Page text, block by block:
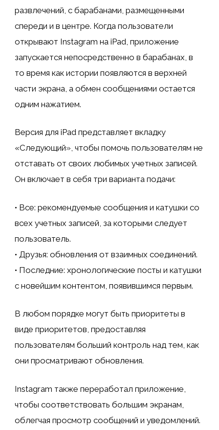
развлечений, с барабанами, размещенными
спереди и в центре. Когда пользователи
открывают Instagram на iPad, приложение
запускается непосредственно в барабанах, в
то время как истории появляются в верхней
части экрана, а обмен сообщениями остается
одним нажатием.
Версия для iPad представляет вкладку
«Следующий», чтобы помочь пользователям не
отставать от своих любимых учетных записей.
Он включает в себя три варианта подачи:
• Все: рекомендуемые сообщения и катушки со
всех учетных записей, за которыми следует
пользователь.
• Друзья: обновления от взаимных соединений.
• Последние: хронологические посты и катушки
с новейшим контентом, появившимся первым.
В любом порядке могут быть приоритеты в
виде приоритетов, предоставляя
пользователям больший контроль над тем, как
они просматривают обновления.
Instagram также переработал приложение,
чтобы соответствовать большим экранам,
облегчая просмотр сообщений и уведомлений.